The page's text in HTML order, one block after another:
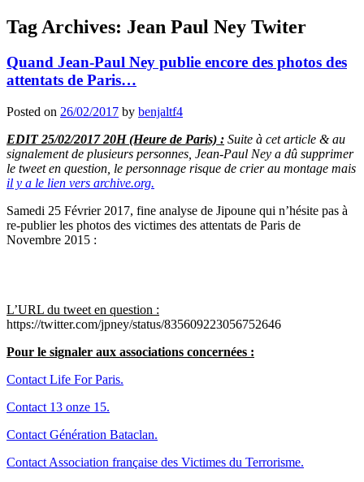
Tag Archives: Jean Paul Ney Twiter
Quand Jean-Paul Ney publie encore des photos des
attentats de Paris…
Posted on 26/02/2017 by benjaltf4
EDIT 25/02/2017 20H (Heure de Paris) : Suite à cet article & au
signalement de plusieurs personnes, Jean-Paul Ney a dû supprimer
le tweet en question, le personnage risque de crier au montage mais
il y a le lien vers archive.org.
Samedi 25 Février 2017, fine analyse de Jipoune qui n’hésite pas à
re-publier les photos des victimes des attentats de Paris de
Novembre 2015 :
L’URL du tweet en question :
https://twitter.com/jpney/status/835609223056752646
Pour le signaler aux associations concernées :
Contact Life For Paris.
Contact 13 onze 15.
Contact Génération Bataclan.
Contact Association française des Victimes du Terrorisme.